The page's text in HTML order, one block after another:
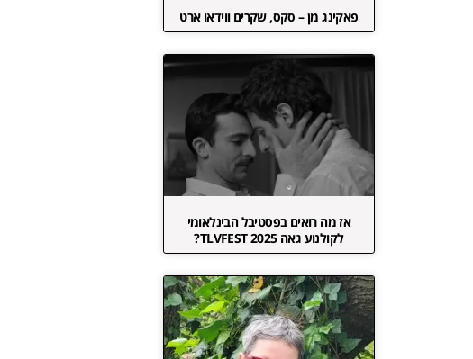
פאקינג מן – סקס, שקרים ווידאו ארט
אז מה רואים בפסטיבל הבינלאומי
לקולנוע גאה TLVFEST 2025?